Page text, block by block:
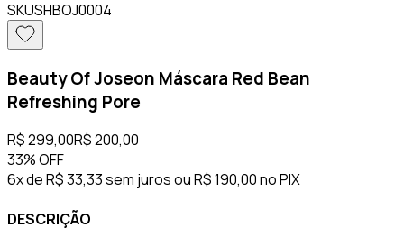
SKUSHBOJ0004
Beauty Of Joseon Máscara Red Bean
Refreshing Pore
R$ 299,00R$ 200,00
33%OFF
6x de R$ 33,33 sem jurosouR$ 190,00no PIX
DESCRIÇÃO